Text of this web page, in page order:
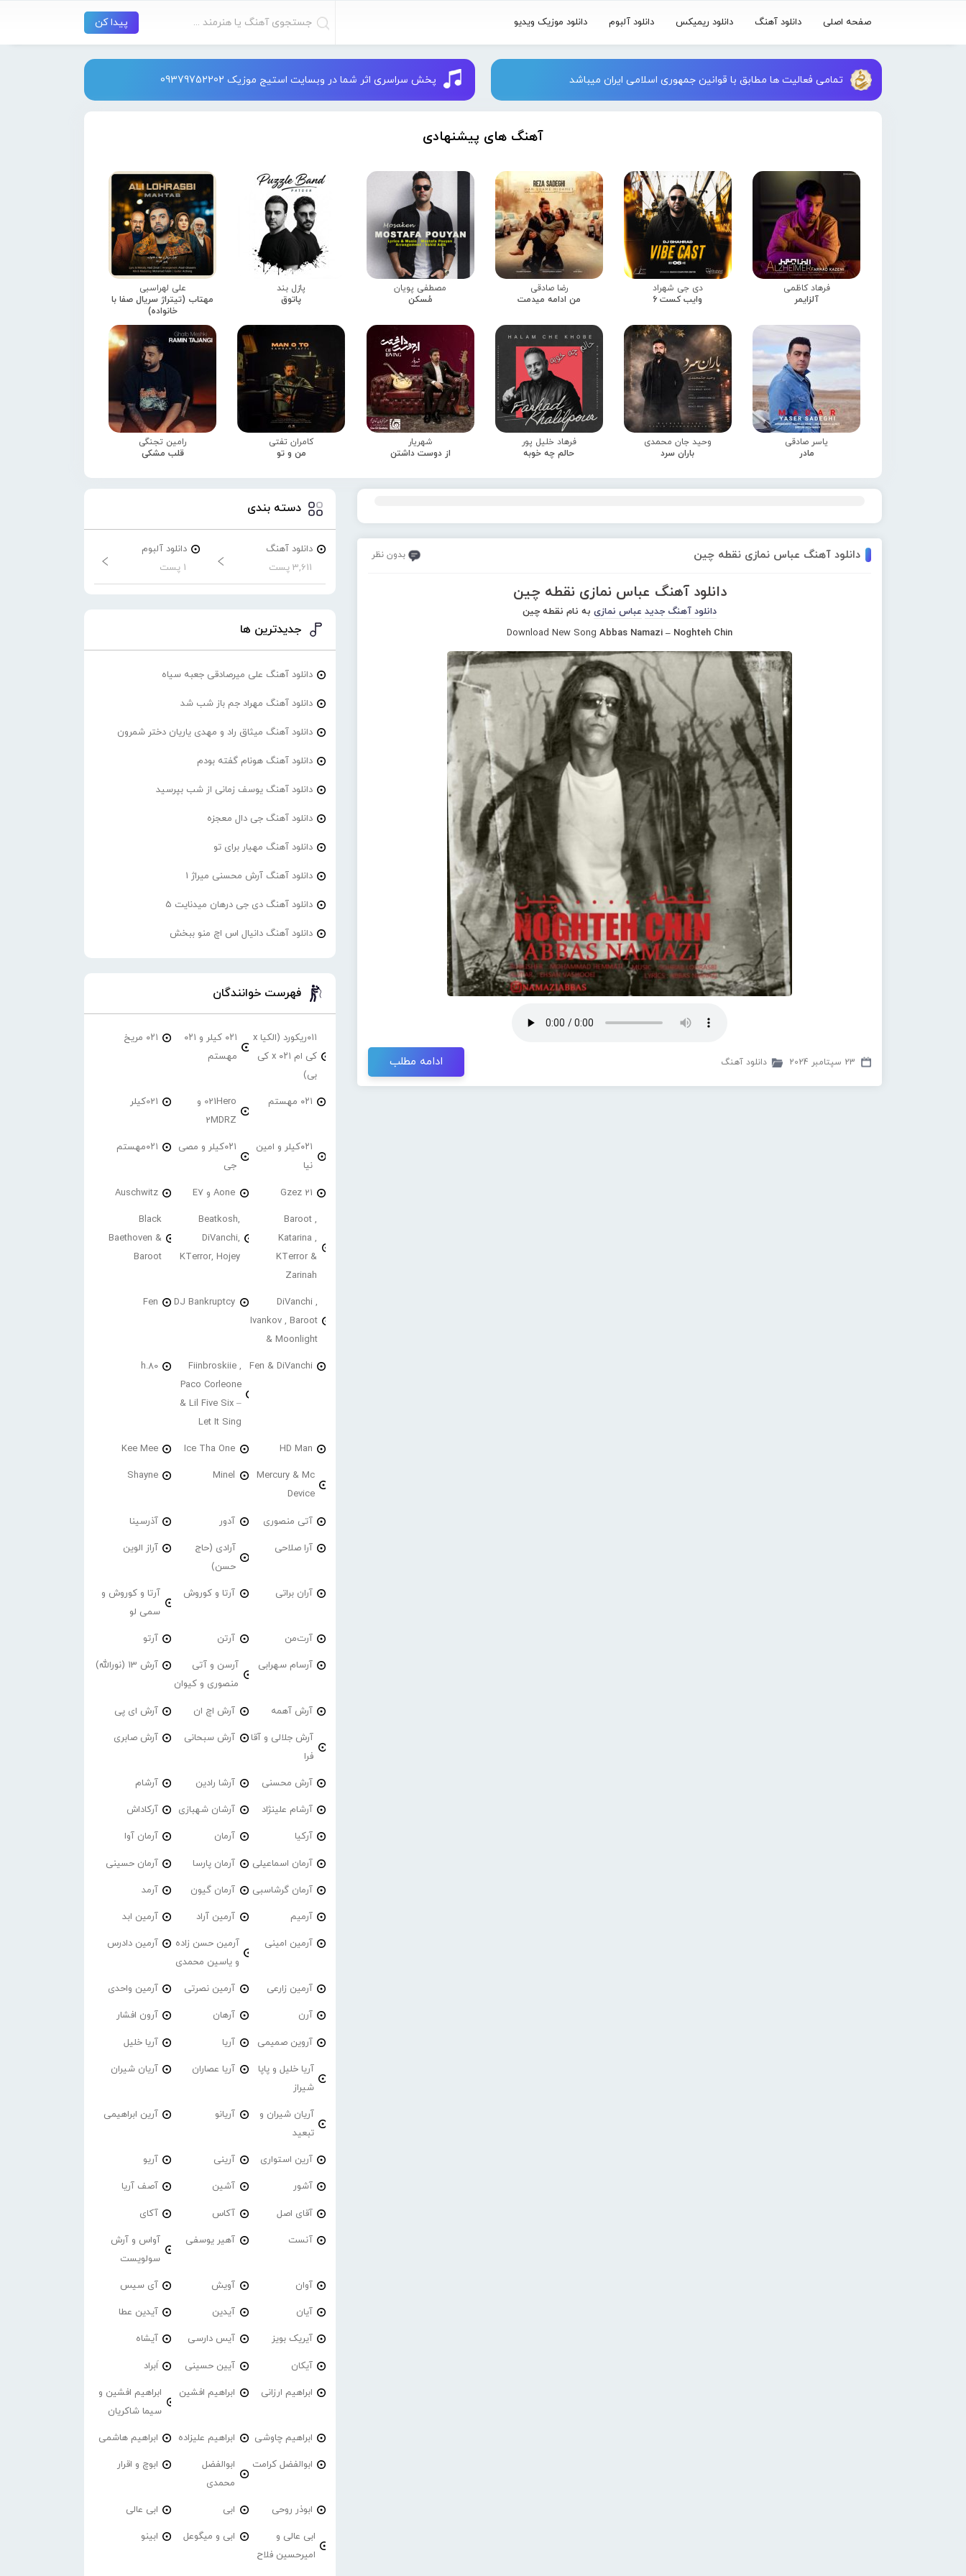
صفحه اصلی دانلود آهنگ دانلود ریمیکس دانلود آلبوم دانلود موزیک ویدیو
تمامی فعالیت ها مطابق با قوانین جمهوری اسلامی ایران میباشد پخش سراسری اثر شما در وبسایت استیج موزیک 09379752202
آهنگ های پیشنهادی
فرهاد کاظمی
آلزایمر
دی جی شهراد
وایب کست 6
رضا صادقی
من ادامه میدمت
مصطفی پویان
مُسکن
پازل بند
پاتوق
علی لهراسبی
مهتاب (تیتراژ سریال صفا با
خانواده)
یاسر صادقی
مادر
وحید جان محمدی
باران سرد
فرهاد خلیل پور
حالم چه خوبه
شهریار
از دوست داشتن
کامران تفتی
من و تو
رامین تجنگی
قلب مشکی
دانلود آهنگ عباس نمازی نقطه چین بدون نظر
دانلود آهنگ عباس نمازی نقطه چین
دانلود آهنگ جدید عباس نمازی به نام نقطه چین
Download New Song Abbas Namazi – Noghteh Chin
23 سپتامبر 2024 دانلود آهنگ ادامه مطلب
دسته بندی
دانلود آهنگ
3,611 پست
دانلود آلبوم
1 پست
جدیدترین ها
دانلود آهنگ علی میرصادقی جعبه سیاه
دانلود آهنگ مهراد جم باز شب شد
دانلود آهنگ میثاق راد و مهدی یاریان دختر شمرون
دانلود آهنگ هونام گفته بودم
دانلود آهنگ یوسف زمانی از شب بپرسید
دانلود آهنگ جی دال معجزه
دانلود آهنگ مهیار برای تو
دانلود آهنگ آرش محسنی میراژ 1
دانلود آهنگ دی جی درهان میدنایت 5
دانلود آهنگ دانیال اس اچ منو ببخش
فهرست خوانندگان
۰۱۱ریکورد (الکیا x
کی ام ۰۲۱ x کی
بی)
۰۲۱ کیلر و ۰۲۱
مهستم
۰۲۱ مریخ
۰۲۱ مهستم
021Hero و
2MDRZ
021کیلر
۰۲۱کیلر و امین
نیا
۰۲۱کیلر و مصی
جی
۰۲۱مهستم
21 Gzez Aone و E7 Auschwitz
Baroot ,
Katarina ,
KTerror &
Zarinah
Beatkosh,
DiVanchi,
KTerror, Hojey
Black
Baethoven &
Baroot
DiVanchi ,
Ivankov , Baroot
& Moonlight
DJ Bankruptcy
Fen
Fen & DiVanchi
Fiinbroskiie ,
Paco Corleone
& Lil Five Six –
Let It Sing
h.80
HD Man
Ice Tha One
Kee Mee
Mercury & Mc
Device
Minel
Shayne
آتی منصوری آدور آذرسینا
آرا صلاحی
آرادی (حاج
حسن)
آراز الوین
آران براتی آرتا و کوروش
آرتا و کوروش و
سمی لو
آرت‌من آرتن آرتو
آرسام سهرابی
آرسن و آتی
منصوری و کیوان
آرش 13 (نورالله)
آرش آهمه آرش اچ ان آرش ای پی
آرش جلالی و آقا
فرا
آرش سبحانی آرش صابری
آرش محسنی آرشا رادین آرشام
آرشام علینژاد آرشان شهبازی آرکاداش
آرکیا آرمان آرمان آوا
آرمان اسماعیلی آرمان پارسا آرمان حسینی
آرمان گرشاسبی آرمان گیون آرمد
آرمیم آرمین آراد آرمین ابد
آرمین امینی
آرمین حسن زاده
و یاسین محمدی
آرمین دادرس
آرمین زارعی آرمین نصرتی آرمین واحدی
آرن آرهان آرون افشار
آروین صمیمی آریا آریا خلیل
آریا خلیل و پاپا
شیراز
آریا عصاران آریان شیران
آریان شیران و
تبعید
آریانو آرین ابراهیمی
آرین استواری آرینی آریو
آشور آشین آصف آریا
آقای اصل آکاس آکای
آنست آهیر یوسفی
آواس و آرش
سولویست
آوان آویش آی سیس
آیان آیدین آیدین عطا
آیریک بویز آیس دارسی آیشاه
آیکان آیین حسینی اَبراد
ابراهیم ارزانی ابراهیم افشین
ابراهیم افشین و
سیما شاکریان
ابراهیم چاوشی ابراهیم علیزاده ابراهیم هاشمی
ابوالفضل کرامت
ابوالفضل
محمدی
ابوچ و اقرار
ابوذر روحی ابی ابی عالی
ابی عالی و
امیرحسین فلاح
ابی و میگوعل ابینو